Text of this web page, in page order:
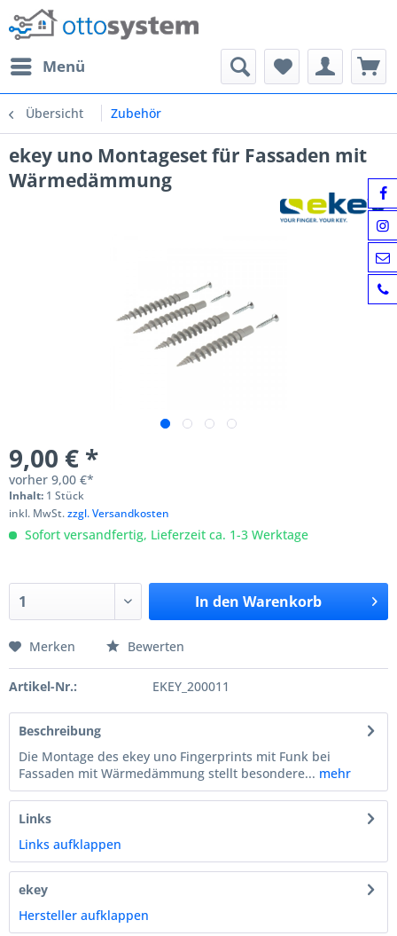
Menü
Übersicht Zubehör
ekey uno Montageset für Fassaden mit
Wärmedämmung
9,00 € *
vorher 9,00 €*
Inhalt: 1 Stück
inkl. MwSt.zzgl. Versandkosten
Sofort versandfertig, Lieferzeit ca. 1-3 Werktage
In den Warenkorb
Merken Bewerten
Artikel-Nr.: EKEY_200011
Beschreibung
Die Montage des ekey uno Fingerprints mit Funk bei
Fassaden mit Wärmedämmung stellt besondere... mehr
Links
Links aufklappen
ekey
Hersteller aufklappen